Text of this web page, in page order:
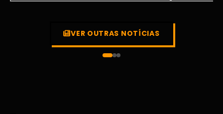
VER OUTRAS NOTÍCIAS